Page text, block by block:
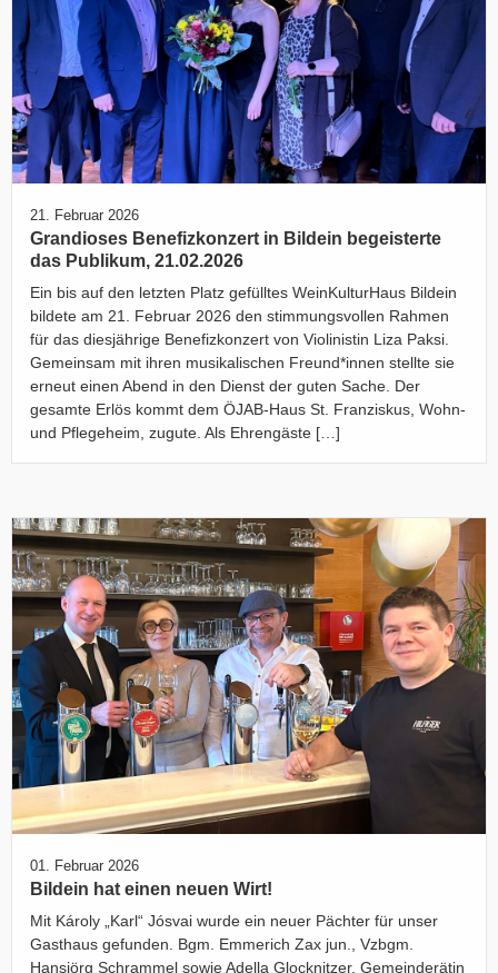
21. Februar 2026
Grandioses Benefizkonzert in Bildein begeisterte
das Publikum, 21.02.2026
Ein bis auf den letzten Platz gefülltes WeinKulturHaus Bildein
bildete am 21. Februar 2026 den stimmungsvollen Rahmen
für das diesjährige Benefizkonzert von Violinistin Liza Paksi.
Gemeinsam mit ihren musikalischen Freund*innen stellte sie
erneut einen Abend in den Dienst der guten Sache. Der
gesamte Erlös kommt dem ÖJAB-Haus St. Franziskus, Wohn-
und Pflegeheim, zugute. Als Ehrengäste […]
01. Februar 2026
Bildein hat einen neuen Wirt!
Mit Károly „Karl“ Jósvai wurde ein neuer Pächter für unser
Gasthaus gefunden. Bgm. Emmerich Zax jun., Vzbgm.
Hansjörg Schrammel sowie Adella Glocknitzer, Gemeinderätin